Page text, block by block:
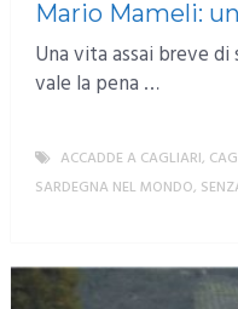
Mario Mameli:
Una vita assai breve
vale la pena …
ACCADDE A CAGLIARI,
SARDEGNA NEL MONDO,